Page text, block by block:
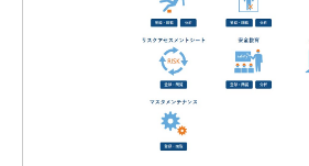
④リスクアセスメントシート
※以下の製品情報もご覧ください。
安全情報ポータル 製品説明